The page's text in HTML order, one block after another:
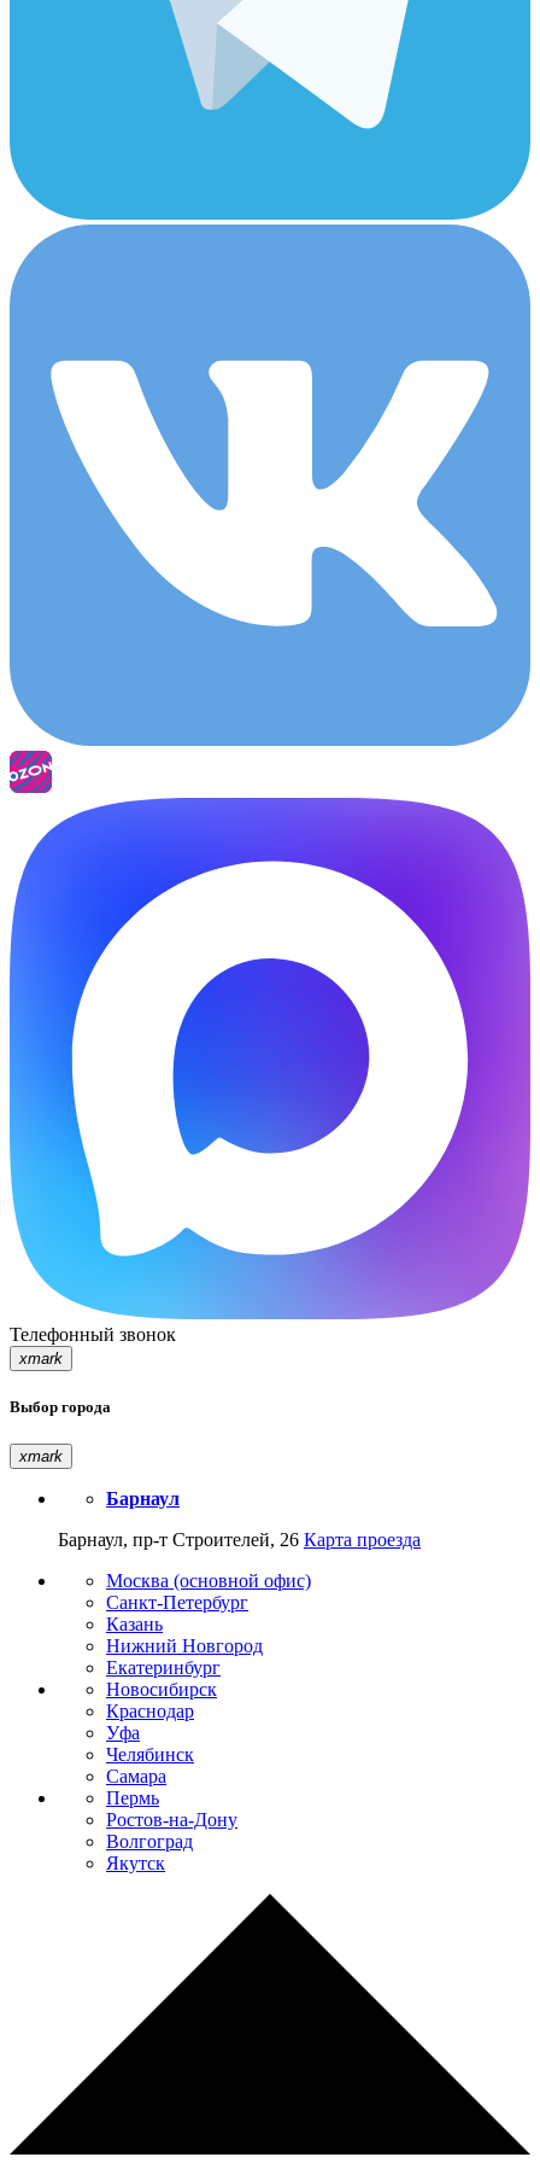
Телефонный звонок
xmark
Выбор города
xmark
Барнаул
Барнаул, пр-т Строителей, 26 Карта проезда
Москва (основной офис)
Санкт-Петербург
Казань
Нижний Новгород
Екатеринбург
Новосибирск
Краснодар
Уфа
Челябинск
Самара
Пермь
Ростов-на-Дону
Волгоград
Якутск